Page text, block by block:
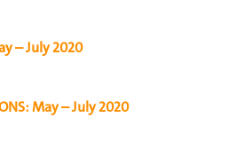
– July 2020
May – July 2020